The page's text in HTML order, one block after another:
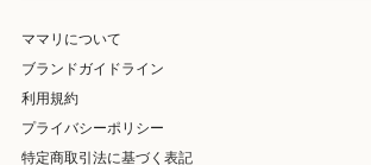
ママリについて
ブランドガイドライン
利用規約
プライバシーポリシー
特定商取引法に基づく表記